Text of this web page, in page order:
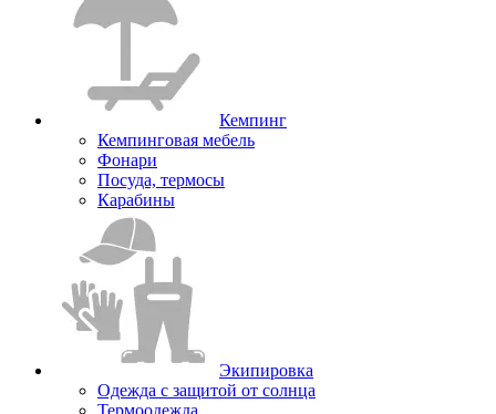
Кемпинг
Кемпинговая мебель
Фонари
Посуда, термосы
Карабины
Экипировка
Одежда с защитой от солнца
Термоодежда